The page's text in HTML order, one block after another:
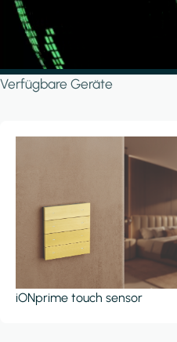
Verfügbare Geräte
iONprime touch sensor